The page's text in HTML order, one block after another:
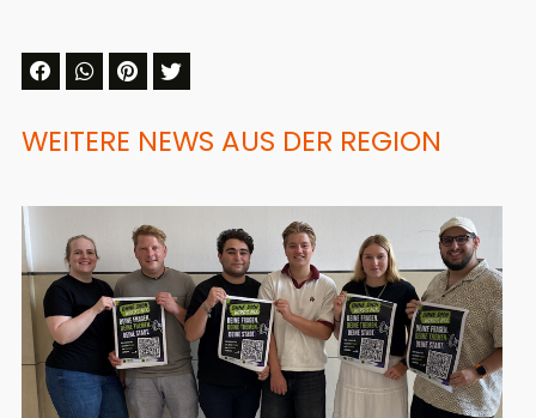
WEITERE NEWS AUS DER REGION